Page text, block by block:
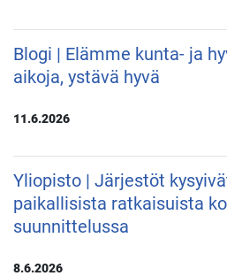
Blogi | Elämme kunta- ja
aikoja, ystävä hyvä
11.6.2026
Yliopisto | Järjestöt
paikallisista ratkaisuista
suunnittelussa
8.6.2026